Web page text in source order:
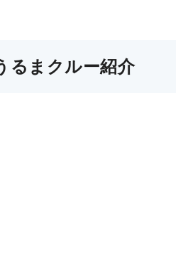
るまクルー紹介